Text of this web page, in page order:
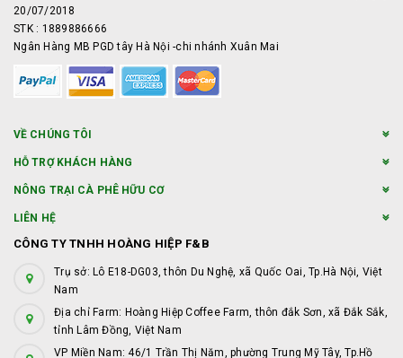
20/07/2018
STK : 1889886666
Ngân Hàng MB PGD tây Hà Nội -chi nhánh Xuân Mai
VỀ CHÚNG TÔI
HỖ TRỢ KHÁCH HÀNG
NÔNG TRẠI CÀ PHÊ HỮU CƠ
LIÊN HỆ
CÔNG TY TNHH HOÀNG HIỆP F&B
Trụ sở: Lô E18-DG03, thôn Du Nghệ, xã Quốc Oai, Tp.Hà Nội, Việt
Nam
Địa chỉ Farm: Hoàng Hiệp Coffee Farm, thôn đắk Sơn, xã Đắk Sắk,
tỉnh Lâm Đồng, Việt Nam
VP Miền Nam: 46/1 Trần Thị Năm, phường Trung Mỹ Tây, Tp.Hồ